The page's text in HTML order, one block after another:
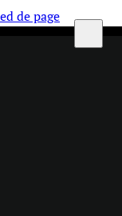
de page